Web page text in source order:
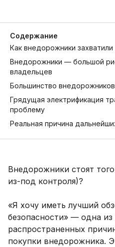
Содержание
Как внедорожники
Внедорожники — большой
владельцев
Большинство
Грядущая электрификация
проблему
Реальная причина
Внедорожники стоят
из-под контроля)?
«Я хочу иметь лучший
безопасности» — одна
распространенных
покупки внедорожника.